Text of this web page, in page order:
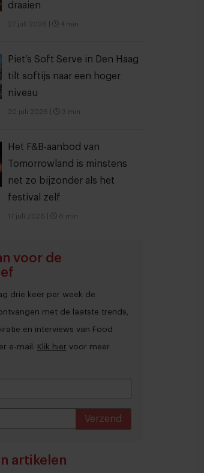
draaien
27 juli 2026 4 min
Piet’s Soft Serve in Den Haag
tilt softijs naar een hoger
niveau
20 juli 2026 3 min
Het F&B-aanbod van
Tomorrowland is minstens
net zo bijzonder als het
festival zelf
17 juli 2026 6 min
voor de
drie keer per week de
met de laatste trends,
en interviews van Food
e-mail. Klik hier voor meer
Verzend
artikelen